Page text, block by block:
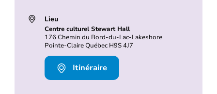
Lieu
Centre culturel Stewart Hall
176 Chemin du Bord-du-Lac-Lakeshore
Pointe-Claire Québec H9S 4J7
Itinéraire